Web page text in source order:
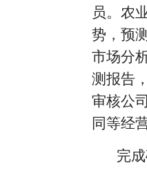
员。农
势，预
市场分
测报告
审核公
同等经
完